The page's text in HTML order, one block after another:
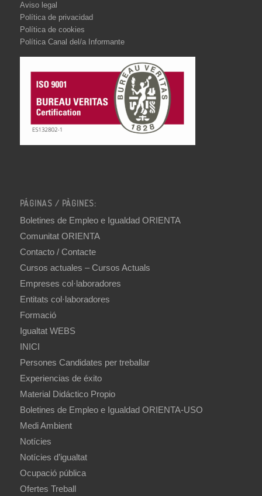
Aviso legal
Política de privacidad
Política de cookies
Política Canal del/a Informante
PÁGINAS / PÀGINES:
Boletines de Empleo e Igualdad ORIENTA
Comunitat ORIENTA
Contacto / Contacte
Cursos actuales – Cursos Actuals
Empreses col·laboradores
Entitats col·laboradores
Formació
Igualtat WEBS
INICI
Persones Candidates per treballar
Experiencias de éxito
Material Didáctico Propio
Boletines de Empleo e Igualdad ORIENTA-USO
Medi Ambient
Notícies
Notícies d’igualtat
Ocupació pública
Ofertes Treball